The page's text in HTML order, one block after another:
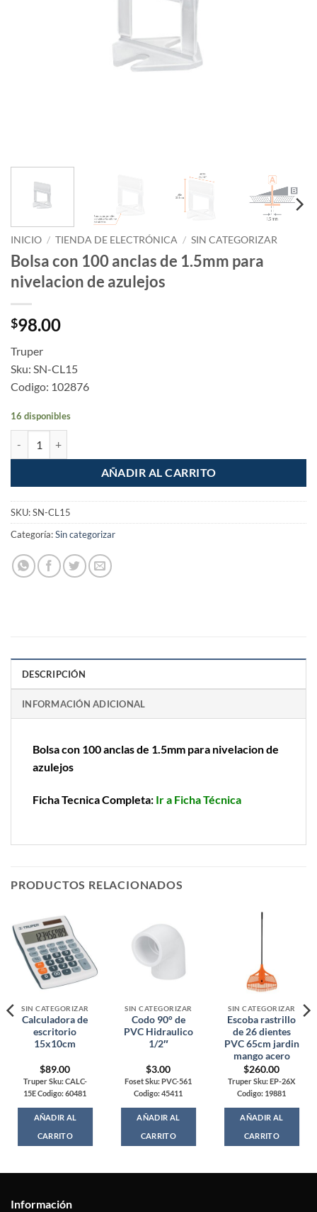
INICIO / TIENDA DE ELECTRÓNICA / SIN CATEGORIZAR
Bolsa con 100 anclas de 1.5mm para
nivelacion de azulejos
$98.00
Truper
Sku: SN-CL15
Codigo: 102876
16 disponibles
AÑADIR AL CARRITO
SKU:SN-CL15
Categoría:Sin categorizar
DESCRIPCIÓN
INFORMACIÓN ADICIONAL
Bolsa con 100 anclas de 1.5mm para nivelacion de
azulejos
Ficha Tecnica Completa: Ir a Ficha Técnica
PRODUCTOS RELACIONADOS
SIN CATEGORIZAR
Calculadora de
escritorio
15x10cm
$89.00
Truper Sku: CALC-
15E Codigo: 60481
AÑADIR AL
CARRITO
SIN CATEGORIZAR
Codo 90° de
PVC Hidraulico
1/2″
$3.00
Foset Sku: PVC-561
Codigo: 45411
AÑADIR AL
CARRITO
SIN CATEGORIZAR
Escoba rastrillo
de 26 dientes
PVC 65cm jardin
mango acero
$260.00
Truper Sku: EP-26X
Codigo: 19881
AÑADIR AL
CARRITO
Información